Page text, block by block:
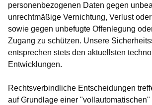
personenbezogenen Daten gegen
unrechtmäßige Vernichtung, Verlust
sowie gegen unbefugte Offenlegung
Zugang zu schützen. Unsere
entsprechen stets den aktuellsten
Entwicklungen.
Rechtsverbindliche Entscheidungen
auf Grundlage einer "vollautomatischen"